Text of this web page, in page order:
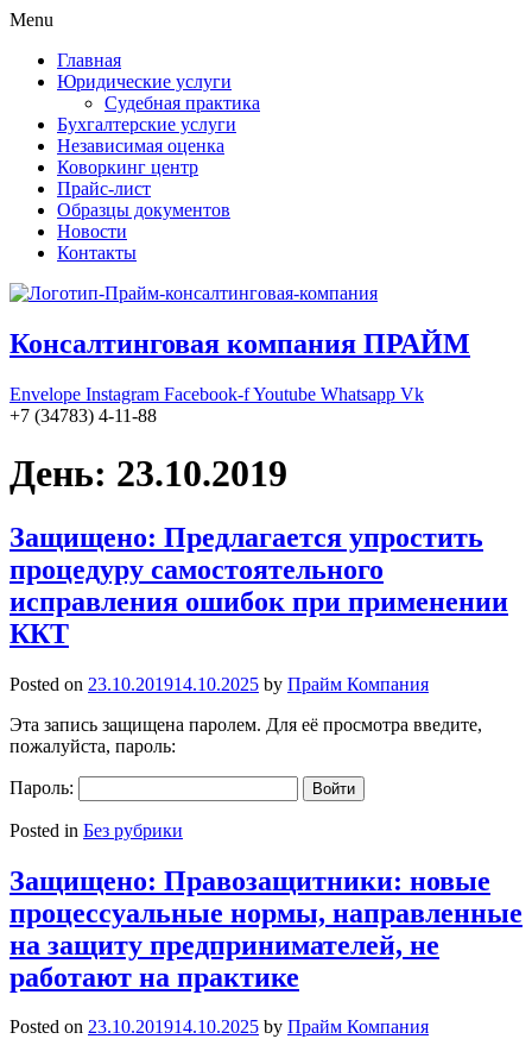
Menu
Главная
Юридические услуги
Судебная практика
Бухгалтерские услуги
Независимая оценка
Коворкинг центр
Прайс-лист
Образцы документов
Новости
Контакты
Консалтинговая компания ПРАЙМ
Envelope Instagram Facebook-fYoutube Whatsapp Vk
+7 (34783) 4-11-88
День: 23.10.2019
Защищено: Предлагается упростить
процедуру самостоятельного
исправления ошибок при применении
ККТ
Posted on 23.10.201914.10.2025 by Прайм Компания
Эта запись защищена паролем. Для её просмотра введите,
пожалуйста, пароль:
Пароль:
Posted in Без рубрики
Защищено: Правозащитники: новые
процессуальные нормы, направленные
на защиту предпринимателей, не
работают на практике
Posted on 23.10.201914.10.2025 by Прайм Компания